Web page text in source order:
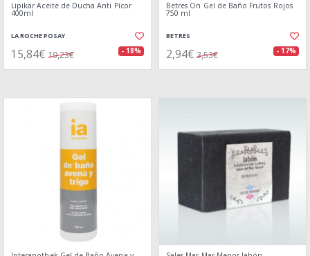
Lipikar Aceite de Ducha Anti Picor
400ml
LA ROCHE POSAY
15,84€ 19,23€ - 18%
Betres On Gel de Baño Frutos Rojos
750 ml
BETRES
2,94€ 3,53€ - 17%